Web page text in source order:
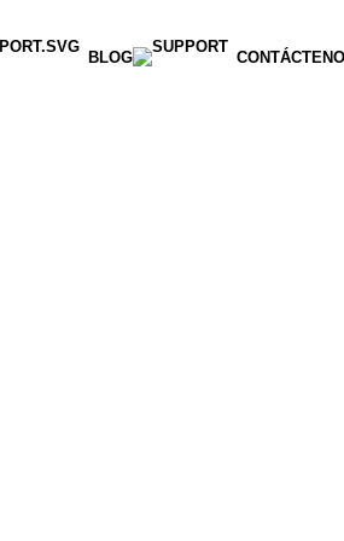
BLOG